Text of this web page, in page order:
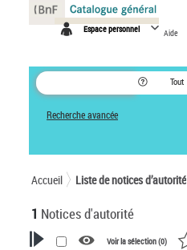
Espace personnel Aide
Tout
Recherche avancée
Accueil Liste de notices d’autorité
1 Notices d'autorité
Voir la sélection (0)
Panneau de gestion des cookies